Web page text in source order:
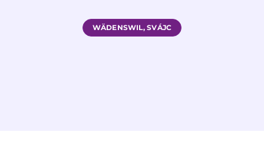
WÄDENSWIL, SVÁJC